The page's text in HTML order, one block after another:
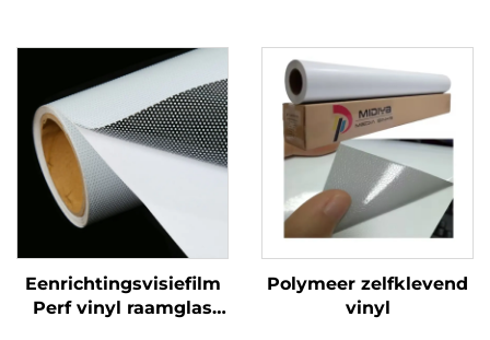
Eenrichtingsvisiefilm
Perf vinyl raamglas
Polymeer zelfklevend
vinyl